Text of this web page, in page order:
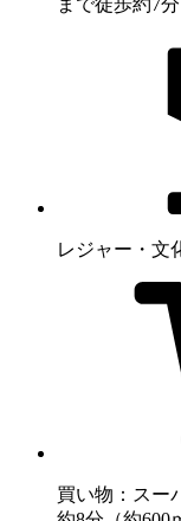
レジャー・文
買い物：スー